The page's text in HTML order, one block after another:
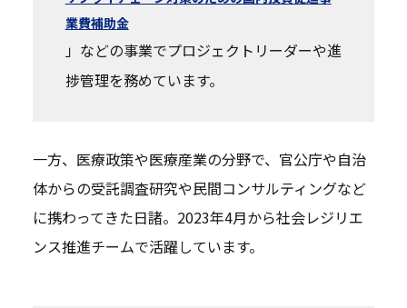
業費補助金
」などの事業でプロジェクトリーダーや進
捗管理を務めています。
一方、医療政策や医療産業の分野で、官公庁や自治
体からの受託調査研究や民間コンサルティングなど
に携わってきた日諸。2023年4月から社会レジリエ
ンス推進チームで活躍しています。